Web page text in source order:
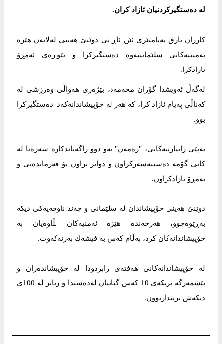
لە دەستگیركردنیان ئازاد كران.
کارزان تارق پەیامنێری ئێن ئاڕ تی دوێنێ هەینی لەلایەن هێزە
ئەمنییەکانی سلێمانییەوە دەستگیرکرا و ئێوارەی ئەمڕۆ
ئازادكرا.
لەگەڵ ئەویشدا گۆران محەمەد، بێژەری هەواڵی وەرزشی لە
كەناڵی پەیام ئازاد كرا، كە هەر لە خۆپیشاندانەكەدا دەستگیركرا
بوو.
بەپێی زانیارییەكانی، "زەمەن" ئەو دوو راگەیاندكارە سەرەتا لە
كانی گۆمە دەستبەسەركراون و دواتر براون بۆ فەرماندەیی و
ئەمڕۆ ئازادكراون.
دوێنێ هەینی خۆپیشاندان لە سلێمانی و چەند ناوچەیەكی دیكە
بەڕێوەچوو، هەرچەندە هێزە ئەمنیەكان بڵاوەیان بە
خۆپیشاندانەكان كرد، بەڵام كەس بە فیشەك بەرنەكەوت.
لە خۆپیشاندانەكانی هەفتەی رابردودا لە خۆپیشاندەران و
پێشمەرگە نزیكەی 10 كەس گیانیان لەدەستدا و زیاتر لە 100ی
دیكەش برینداربوون.